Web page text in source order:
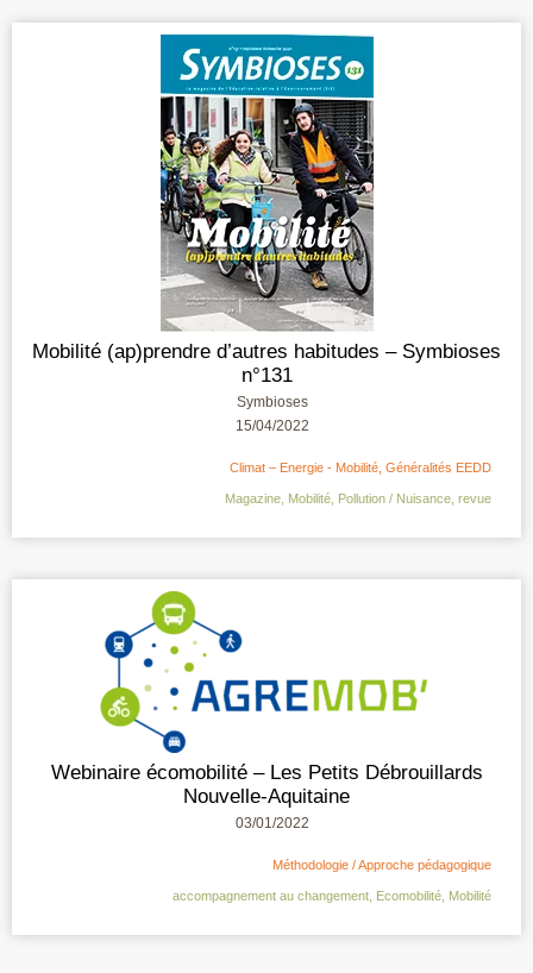
Mobilité (ap)prendre d’autres habitudes – Symbioses
n°131
Symbioses
15/04/2022
Climat – Energie - Mobilité Généralités EEDD
Magazine Mobilité Pollution / Nuisance revue
Webinaire écomobilité – Les Petits Débrouillards
Nouvelle-Aquitaine
03/01/2022
Méthodologie / Approche pédagogique
accompagnement au changement Ecomobilité Mobilité